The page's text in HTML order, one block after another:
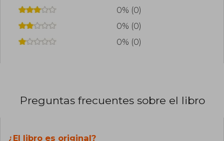
0% (0)
0% (0)
0% (0)
Preguntas frecuentes sobre el libro
¿El libro es original?